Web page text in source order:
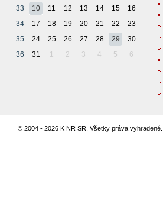
33
10 11 12 13 14 15
16
34
17 18 19 20 21 22
23
35
24 25 26 27 28 29
30
36
31 1 2 3 4 5 6
© 2004 - 2026 K NR SR. Všetky práva vyhradené.